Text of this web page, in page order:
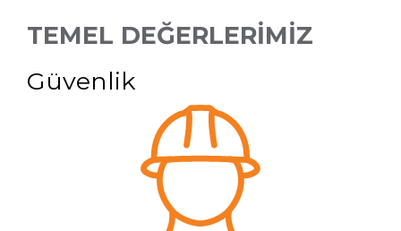
TEMEL DEĞERLERİMİZ
Güvenlik